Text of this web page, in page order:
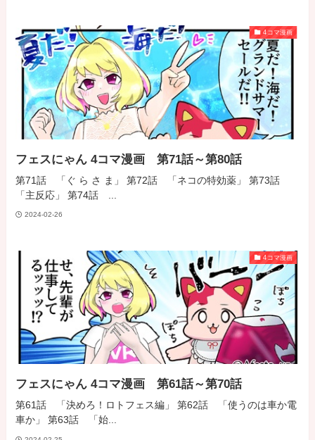
4コマ漫画
フェスにゃん 4コマ漫画 第71話～第80話
第71話 「ぐ ら さ ま」 第72話 「ネコの特効薬」 第73話
「主反応」 第74話 ...
2024-02-26
4コマ漫画
フェスにゃん 4コマ漫画 第61話～第70話
第61話 「決めろ！ロトフェス編」 第62話 「使うのは車か電
車か」 第63話 「始...